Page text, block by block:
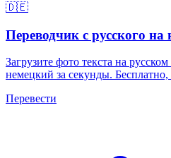
🇩🇪
Переводчик с русского на
Загрузите фото текста на
немецкий за секунды. Бесплатно,
Перевести